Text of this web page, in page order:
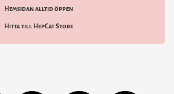
Hemsidan alltid öppen
Hitta till HepCat Store